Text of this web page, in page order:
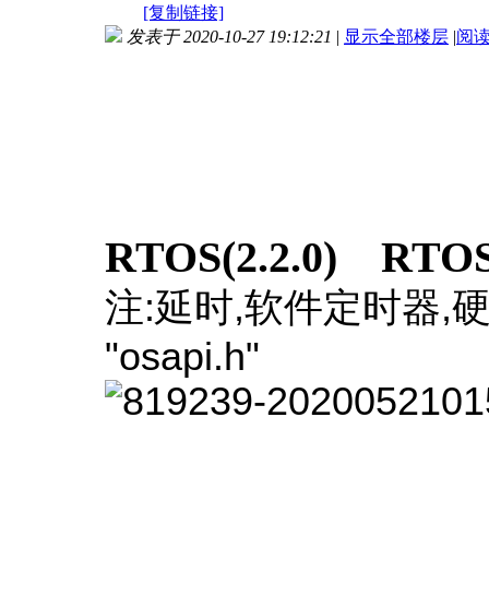
[复制链接]
发表于 2020-10-27 19:12:21 | 显示全部楼层 |阅
RTOS(2.2.0)
注:延时,软件定时器,
"osapi.h"